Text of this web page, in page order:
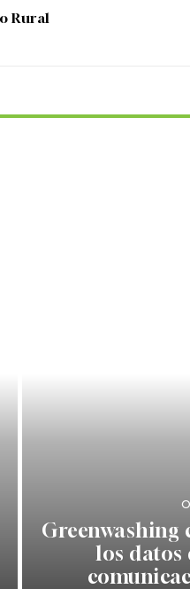
Rural
Greenwashing
los datos